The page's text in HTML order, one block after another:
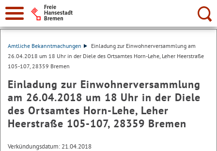
Suche:
Amtliche Bekanntmachungen
Einladung zur Einwohnerversammlung am
26.04.2018 um 18 Uhr in der Diele des Ortsamtes Horn-Lehe, Leher Heerstraße
105-107, 28359 Bremen
Einladung zur Einwohnerversammlung
am 26.04.2018 um 18 Uhr in der Diele
des Ortsamtes Horn-Lehe, Leher
Heerstraße 105-107, 28359 Bremen
Verkündungsdatum: 21.04.2018